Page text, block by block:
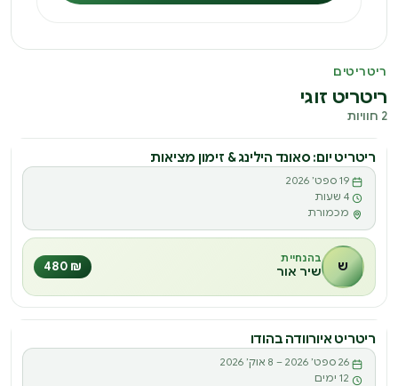
ריטריטים
ריטריט זוגי
2 חוויות
ריטריט יום: סאונד הילינג & זימון מציאות
19 ספט׳ 2026
4 שעות
מכמורת
ש בהנחיית
שיר אור ₪ 480
ריטריט
ר
ריטריט איורוודה בהודו
26 ספט׳ 2026 – 8 אוק׳ 2026
12 ימים